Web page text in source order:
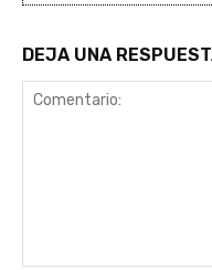
DEJA UNA